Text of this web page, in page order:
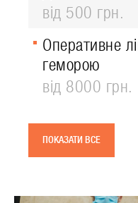
від 500 грн.
Оперативне
геморою
від 8000 грн.
ПОКАЗАТИ ВСЕ